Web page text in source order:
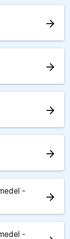
arrow_forward
arrow_forward
arrow_forward
arrow_forward
-
arrow_forward
-